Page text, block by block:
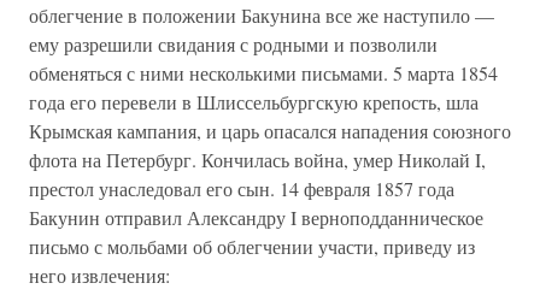
облегчение в положении Бакунина все же наступило —
ему разрешили свидания с родными и позволили
обменяться с ними несколькими письмами. 5 марта 1854
года его перевели в Шлиссельбургскую крепость, шла
Крымская кампания, и царь опасался нападения союзного
флота на Петербург. Кончилась война, умер Николай I,
престол унаследовал его сын. 14 февраля 1857 года
Бакунин отправил Александру I верноподданническое
письмо с мольбами об облегчении участи, приведу из
него извлечения: